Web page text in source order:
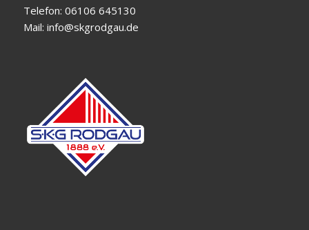
Telefon: 06106 645130
Mail: info@skgrodgau.de